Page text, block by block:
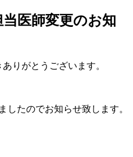
当医師変更のお知
りがとうございます。
したのでお知らせ致します。